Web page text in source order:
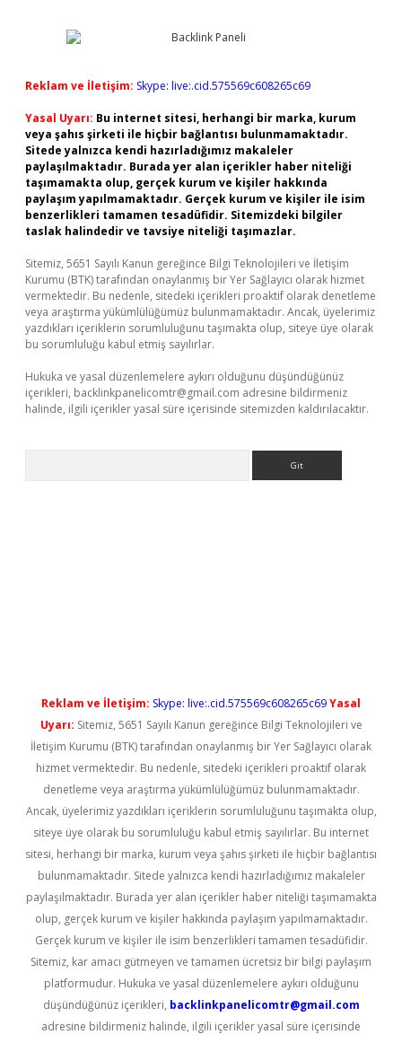
Reklam ve İletişim: Skype: live:.cid.575569c608265c69
Yasal Uyarı: Bu internet sitesi, herhangi bir marka, kurum
veya şahıs şirketi ile hiçbir bağlantısı bulunmamaktadır.
Sitede yalnızca kendi hazırladığımız makaleler
paylaşılmaktadır. Burada yer alan içerikler haber niteliği
taşımamakta olup, gerçek kurum ve kişiler hakkında
paylaşım yapılmamaktadır. Gerçek kurum ve kişiler ile isim
benzerlikleri tamamen tesadüfidir. Sitemizdeki bilgiler
taslak halindedir ve tavsiye niteliği taşımazlar.
Sitemiz, 5651 Sayılı Kanun gereğince Bilgi Teknolojileri ve İletişim
Kurumu (BTK) tarafından onaylanmış bir Yer Sağlayıcı olarak hizmet
vermektedir. Bu nedenle, sitedeki içerikleri proaktif olarak denetleme
veya araştırma yükümlülüğümüz bulunmamaktadır. Ancak, üyelerimiz
yazdıkları içeriklerin sorumluluğunu taşımakta olup, siteye üye olarak
bu sorumluluğu kabul etmiş sayılırlar.
Hukuka ve yasal düzenlemelere aykırı olduğunu düşündüğünüz
içerikleri, backlinkpanelicomtr@gmail.com adresine bildirmeniz
halinde, ilgili içerikler yasal süre içerisinde sitemizden kaldırılacaktır.
Reklam ve İletişim: Skype: live:.cid.575569c608265c69Yasal
Uyarı: Sitemiz, 5651 Sayılı Kanun gereğince Bilgi Teknolojileri ve
İletişim Kurumu (BTK) tarafından onaylanmış bir Yer Sağlayıcı olarak
hizmet vermektedir. Bu nedenle, sitedeki içerikleri proaktif olarak
denetleme veya araştırma yükümlülüğümüz bulunmamaktadır.
Ancak, üyelerimiz yazdıkları içeriklerin sorumluluğunu taşımakta olup,
siteye üye olarak bu sorumluluğu kabul etmiş sayılırlar. Bu internet
sitesi, herhangi bir marka, kurum veya şahıs şirketi ile hiçbir bağlantısı
bulunmamaktadır. Sitede yalnızca kendi hazırladığımız makaleler
paylaşılmaktadır. Burada yer alan içerikler haber niteliği taşımamakta
olup, gerçek kurum ve kişiler hakkında paylaşım yapılmamaktadır.
Gerçek kurum ve kişiler ile isim benzerlikleri tamamen tesadüfidir.
Sitemiz, kar amacı gütmeyen ve tamamen ücretsiz bir bilgi paylaşım
platformudur. Hukuka ve yasal düzenlemelere aykırı olduğunu
düşündüğünüz içerikleri, backlinkpanelicomtr@gmail.com
adresine bildirmeniz halinde, ilgili içerikler yasal süre içerisinde